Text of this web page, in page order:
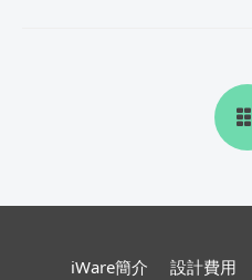
iWare簡介 設計費用